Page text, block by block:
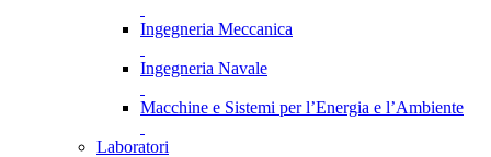
Ingegneria Meccanica
Ingegneria Navale
Macchine e Sistemi per l’Energia e l’Ambiente
Laboratori